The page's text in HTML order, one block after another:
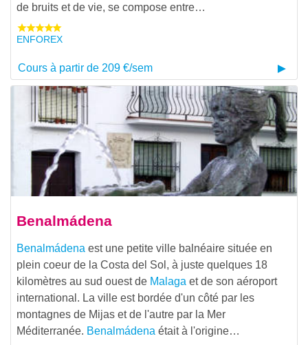
de bruits et de vie, se compose entre…
ENFOREX
Cours à partir de 209 €/sem
Benalmádena
Benalmádena est une petite ville balnéaire située en
plein coeur de la Costa del Sol, à juste quelques 18
kilomètres au sud ouest de Malaga et de son aéroport
international. La ville est bordée d'un côté par les
montagnes de Mijas et de l'autre par la Mer
Méditerranée. Benalmádena était à l'origine…